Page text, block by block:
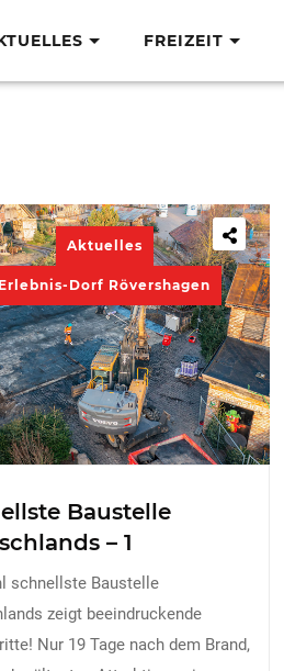
FREIZEIT
Aktuelles
Erlebnis-Dorf Rövershagen
Baustelle
– 1
schnellste Baustelle
zeigt beeindruckende
Nur 19 Tage nach dem Brand,